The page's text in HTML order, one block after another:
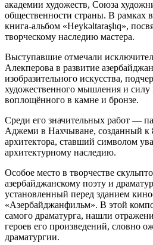
академии художеств, Союза
общественности страны. В рамках
книга-альбом «Heykəltaraşlıq»,
творческому наследию мастера.
Выступавшие отмечали
Алекперова в развитие
изобразительного искусства,
художественного мышления и силу
воплощённого в камне и бронзе.
Среди его значительных работ —
Аджеми в Нахчыване, созданный к
архитектора, ставший символом
архитектурному наследию.
Особое место в творчестве
азербайджанскому поэту и
установленный перед зданием
«Азербайджанфильм». В этой
самого драматурга, нашли
героев его произведений, словно
драматургии.